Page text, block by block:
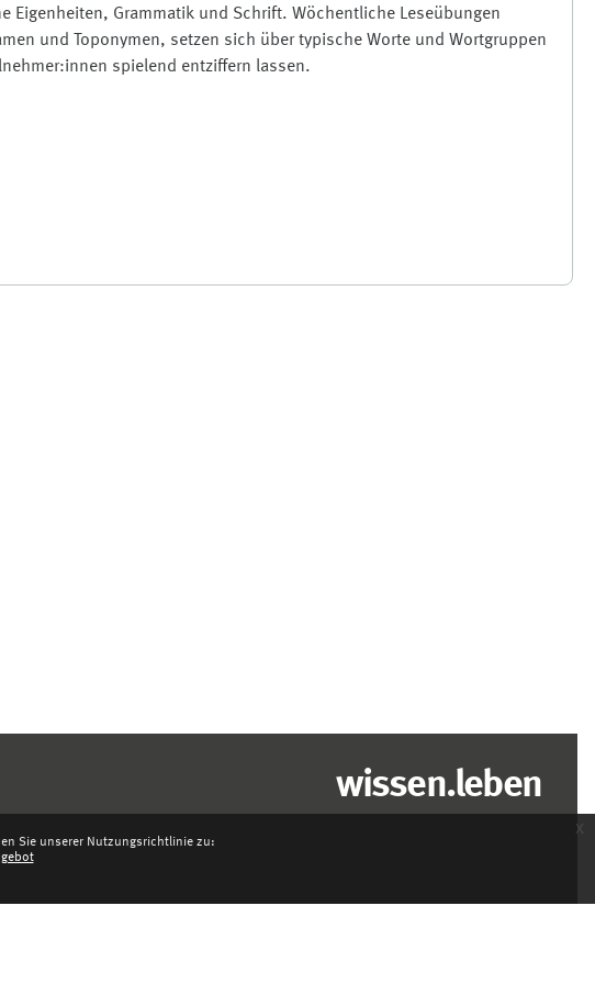
Sie unserer Nutzungsrichtlinie zu:
x
Eigenheiten, Grammatik und Schrift. Wöchentliche Leseübungen
und Toponymen, setzen sich über typische Worte und Wortgruppen
spielend entziffern lassen.
wissen.leben